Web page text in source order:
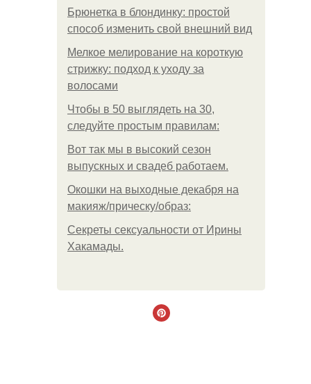
Брюнетка в блондинку: простой
способ изменить свой внешний вид
Мелкое мелирование на короткую
стрижку: подход к уходу за
волосами
Чтобы в 50 выглядеть на 30,
следуйте простым правилам:
Вот так мы в высокий сезон
выпускных и свадеб работаем.
Окошки на выходные декабря на
макияж/прическу/образ:
Секреты сексуальности от Ирины
Хакамады.